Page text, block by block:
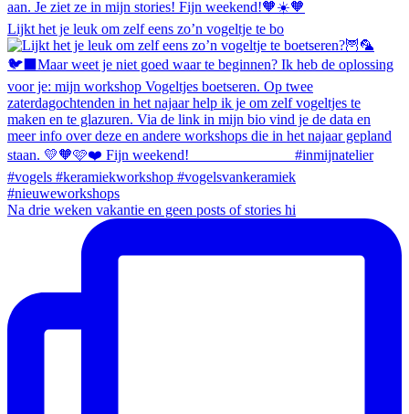
Lijkt het je leuk om zelf eens zo’n vogeltje te bo
Na drie weken vakantie en geen posts of stories hi